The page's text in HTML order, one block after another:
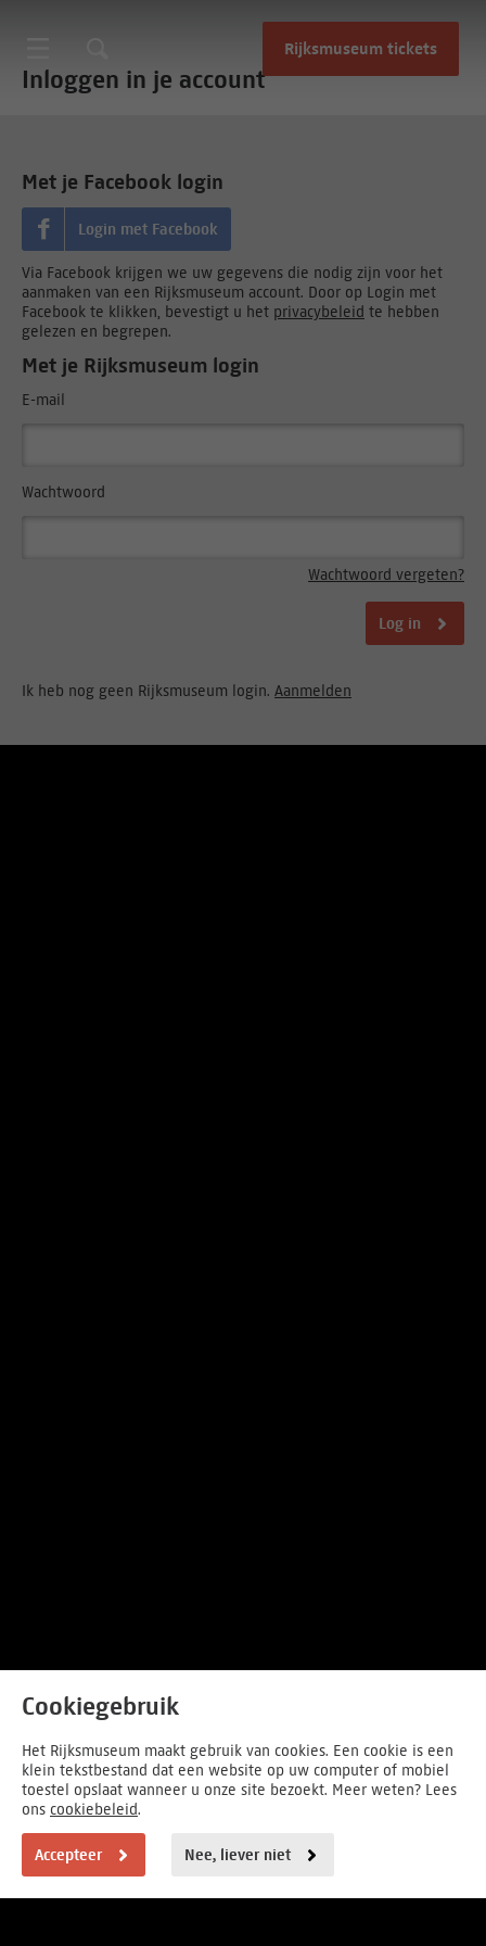
Cookiegebruik
Het Rijksmuseum maakt gebruik van cookies. Een cookie is een
klein tekstbestand dat een website op uw computer of mobiel
toestel opslaat wanneer u onze site bezoekt. Meer weten? Lees
ons cookiebeleid.
Accepteer Nee, liever niet
Rijksmuseum tickets
Inloggen in je account
Met je Facebook login
Login met Facebook
Via Facebook krijgen we uw gegevens die nodig zijn voor het
aanmaken van een Rijksmuseum account. Door op Login met
Facebook te klikken, bevestigt u het privacybeleid te hebben
gelezen en begrepen.
Met je Rijksmuseum login
E-mail
Wachtwoord
Wachtwoord vergeten?
Log in
Ik heb nog geen Rijksmuseum login. Aanmelden